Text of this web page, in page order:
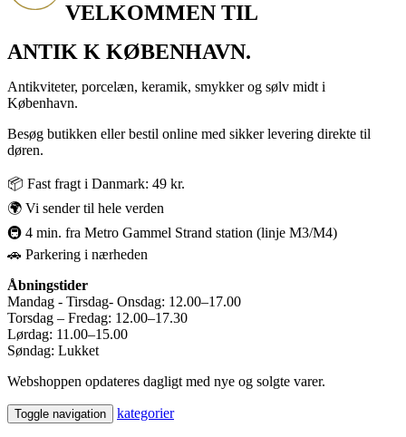
VELKOMMEN TIL
ANTIK K KØBENHAVN.
Antikviteter, porcelæn, keramik, smykker og sølv midt i
København.
Besøg butikken eller bestil online med sikker levering direkte til
døren.
📦 Fast fragt i Danmark: 49 kr.
🌍 Vi sender til hele verden
🚇 4 min. fra Metro Gammel Strand station (linje M3/M4)
🚗 Parkering i nærheden
Åbningstider
Mandag - Tirsdag- Onsdag: 12.00–17.00
Torsdag – Fredag: 12.00–17.30
Lørdag: 11.00–15.00
Søndag: Lukket
Webshoppen opdateres dagligt med nye og solgte varer.
Toggle navigation kategorier